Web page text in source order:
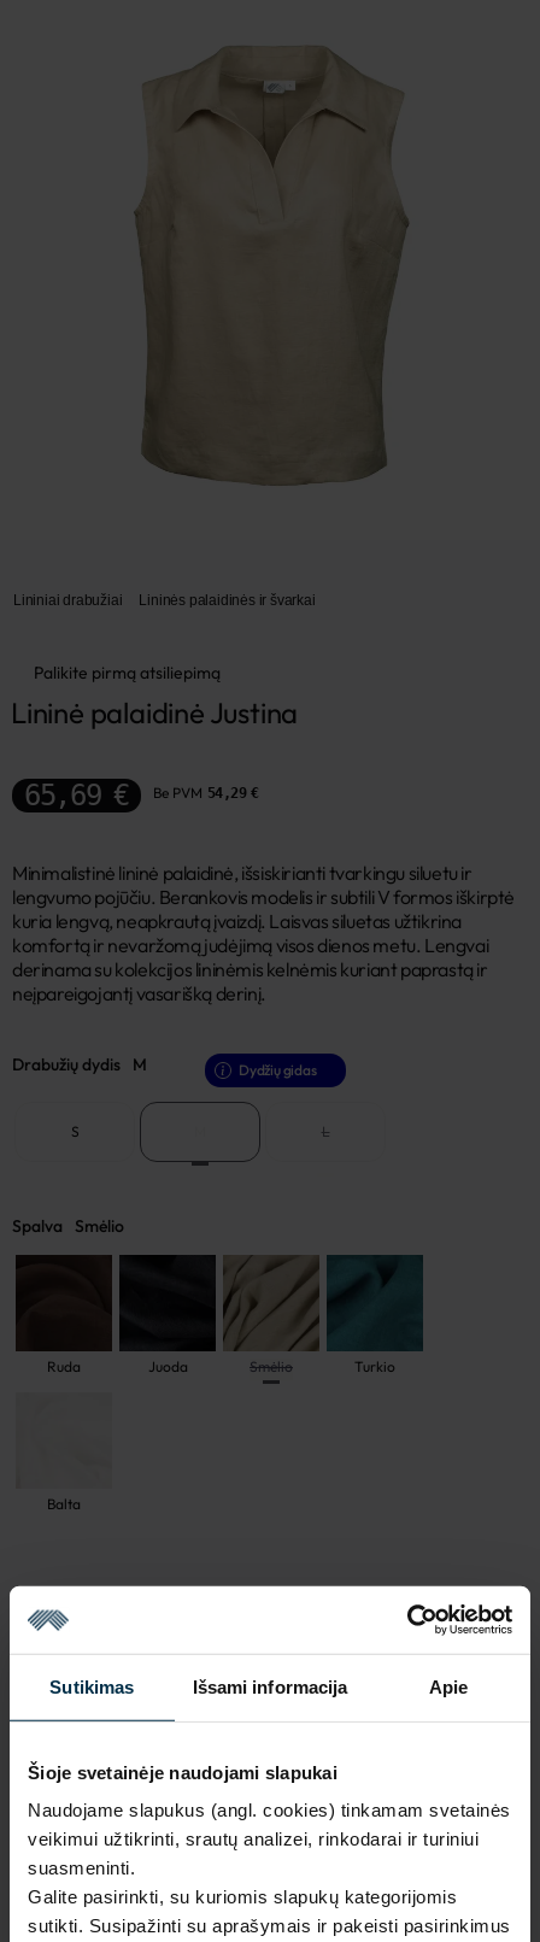
Sutikimas Išsami informacija Apie
Šioje svetainėje naudojami slapukai
Naudojame slapukus (angl. cookies) tinkamam svetainės
veikimui užtikrinti, srautų analizei, rinkodarai ir turiniui
suasmeninti.
Galite pasirinkti, su kuriomis slapukų kategorijomis
sutikti. Susipažinti su aprašymais ir pakeisti pasirinkimus
Lininiai drabužiai Lininės palaidinės ir švarkai
Palikite pirmą atsiliepimą
Lininė palaidinė Justina
65,69 € Be PVM 54,29 €
Minimalistinė lininė palaidinė, išsiskirianti tvarkingu siluetu ir
lengvumo pojūčiu. Berankovis modelis ir subtili V formos iškirptė
kuria lengvą, neapkrautą įvaizdį. Laisvas siluetas užtikrina
komfortą ir nevaržomą judėjimą visos dienos metu. Lengvai
derinama su kolekcijos lininėmis kelnėmis kuriant paprastą ir
neįpareigojantį vasarišką derinį.
Drabužių dydis M Dydžių gidas
S L
Spalva Smėlio
Ruda Juoda Smėlio Turkio
Balta
NAUDINGA ŽINOTI
Išparduota
Garantija - 2 metai Žiūrėti garantiją